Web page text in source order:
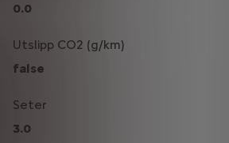
0.0
Utslipp CO2 (g/km)
false
Seter
3.0